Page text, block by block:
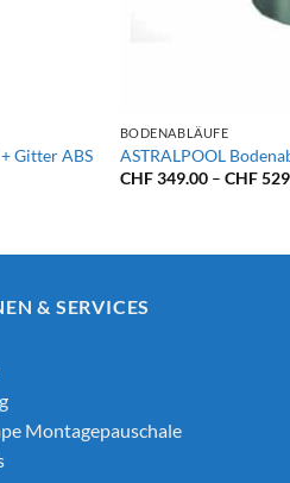
Gitter ABS
BODENABLÄUFE
ASTRALPOOL
CHF349.00 – CHF
& SERVICES
Montagepauschale